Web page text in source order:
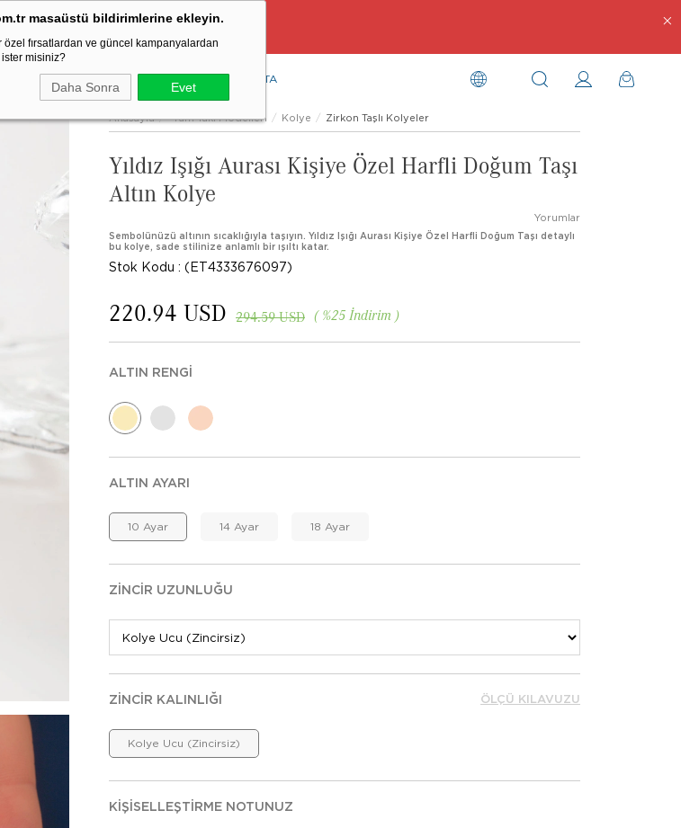
masaüstü bildirimlerine ekleyin.
özel fırsatlardan ve güncel kampanyalardan
misiniz?
Daha Sonra Evet
Aynı Gün Kargo Fırsatı
BİLEKLİK RENKLİ TAŞLAR PIRLANTA
Anasayfa Tüm Takı Modelleri Kolye Zirkon Taşlı Kolyeler
Yıldız Işığı Aurası Kişiye Özel Harfli Doğum Taşı
Altın Kolye
Yorumlar
Sembolünüzü altının sıcaklığıyla taşıyın. Yıldız Işığı Aurası Kişiye Özel Harfli Doğum Taşı detaylı
bu kolye, sade stilinize anlamlı bir ışıltı katar.
Stok Kodu (ET4333676097)
%25 İndirim
294.59 USD
220.94 USD
ALTIN RENGI
ALTIN AYARI
10 Ayar 14 Ayar 18 Ayar
ZINCIR UZUNLUĞU
ZINCIR KALINLIĞI
Kolye Ucu (Zincirsiz)
ÖLÇÜ KILAVUZU
KIŞISELLEŞTIRME NOTUNUZ